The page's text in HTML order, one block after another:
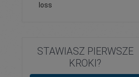
loss
STAWIASZ PIERWSZE
KROKI?